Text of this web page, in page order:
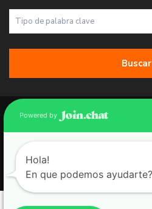
Buscar
Copyright 2026 | Grupo 90
Política de Cookies
Política de Privacidad
Aviso Legal
Powered by
Hola!
En que podemos ayudarte?